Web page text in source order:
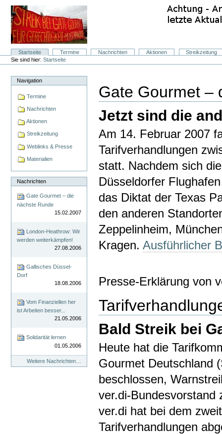
Inhalt
Direkt
Navigation
SektionenStartseite Termine Nachrichten Aktionen
Streikzeitung
Benutzerspezifische
Werkzeuge
Sie sind hier: Startseite
Navigation
Termine
Nachrichten
Aktionen
Streikzeitung
Weblinks & Presse
Materialien
Nachrichten
Gate Gourmet – die
nächste Runde
15.02.2007
London-Heathrow: Wir
werden weiterkämpfen!
27.08.2006
Gallisches Düssel-
Dorf
18.08.2006
Vom Finanziellen her
ist Arbeiten besser...
21.05.2006
Solidarität lernen
01.05.2006
Weitere Nachrichten…
Gate Gourmet –
Jetzt sind die
Am 14. Februar 2007
Tarifverhandlungen
statt. Nachdem sich
Düsseldorfer
das Diktat der Texas
den anderen
Zeppelinheim,
Kragen.Ausführlicher
Presse-Erklärung von
Bald Streik bei
Heute hat die
Gourmet Deutschland
beschlossen,
ver.di-Bundesvorstand
ver.di hat bei dem
Tarifverhandlungen